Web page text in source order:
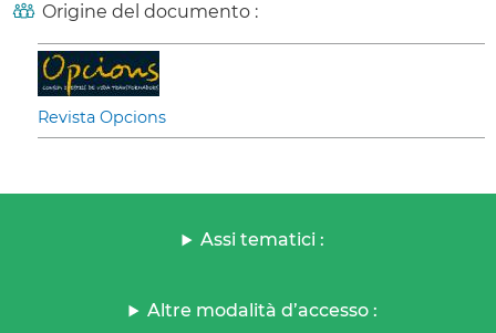
Origine del documento :
Revista Opcions
Assi tematici :
Altre modalità d’accesso :